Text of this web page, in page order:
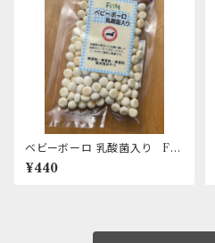
ベビーボーロ 乳酸菌入り Fir
st
¥440